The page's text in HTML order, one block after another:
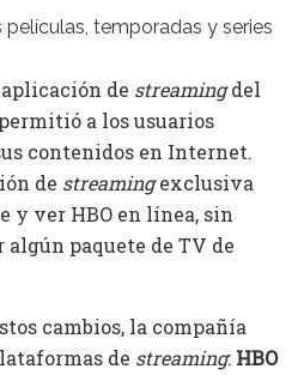
de streamingdel
a los usuarios
contenidos en Internet.
de streamingexclusiva
y ver HBO en línea, sin
paquete de TV de
cambios, la compañía
de streaming: HBO